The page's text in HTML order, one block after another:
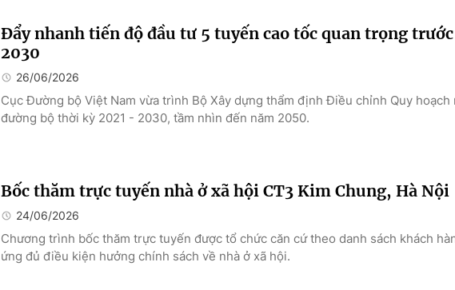
Đẩy nhanh tiến độ đầu tư 5 tuyến cao tốc quan trọng
2030
26/06/2026
Cục Đường bộ Việt Nam vừa trình Bộ Xây dựng thẩm định Điều chỉnh Quy hoạch
đường bộ thời kỳ 2021 - 2030, tầm nhìn đến năm 2050.
Bốc thăm trực tuyến nhà ở xã hội CT3 Kim Chung, Hà Nội
24/06/2026
Chương trình bốc thăm trực tuyến được tổ chức căn cứ theo danh sách khách
ứng đủ điều kiện hưởng chính sách về nhà ở xã hội.